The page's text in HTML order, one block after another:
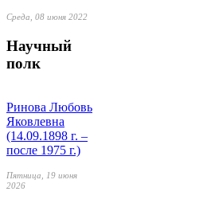
Среда, 08 июня 2022
Научный
полк
Ринова Любовь
Яковлевна
(14.09.1898 г. –
после 1975 г.)
Пятница, 19 июня
2026